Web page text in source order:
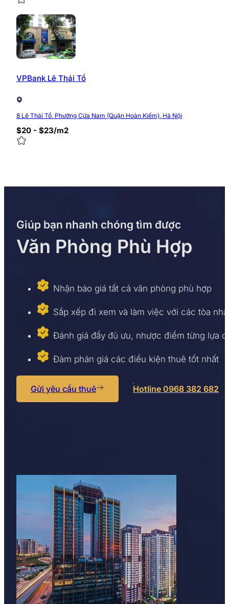
VPBank Lê Thái Tổ
8 Lê Thái Tổ, Phường Cửa Nam (Quận Hoàn Kiếm), Hà Nội
$20 - $23/m2
Giúp bạn nhanh chóng tìm được
Văn Phòng Phù Hợp
Nhận báo giá tất cả văn phòng phù hợp
Sắp xếp đi xem và làm việc với các tòa nhà
Đánh giá đầy đủ ưu, nhược điểm từng lựa
Đàm phán giá các điều kiện thuê tốt nhất
Gửi yêu cầu thuê Hotline 0968 382 682